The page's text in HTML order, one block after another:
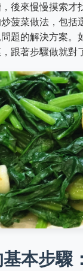
後來慢慢摸索才
菠菜做法，包括
題的解決方案。
跟著步驟做就對
本步驟